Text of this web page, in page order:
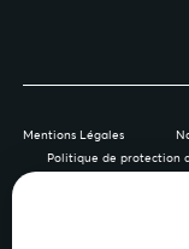
Mentions Légales
Politique de protection